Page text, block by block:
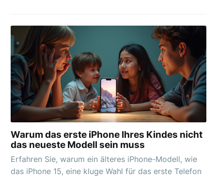
Warum das erste iPhone Ihres Kindes nicht
das neueste Modell sein muss
Erfahren Sie, warum ein älteres iPhone-Modell, wie
das iPhone 15, eine kluge Wahl für das erste Telefon